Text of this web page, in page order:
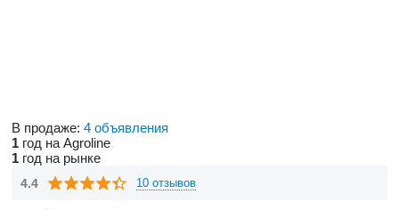
В продаже: 4 объявления
1 год на Agroline
1 год на рынке
4.4 10 отзывов